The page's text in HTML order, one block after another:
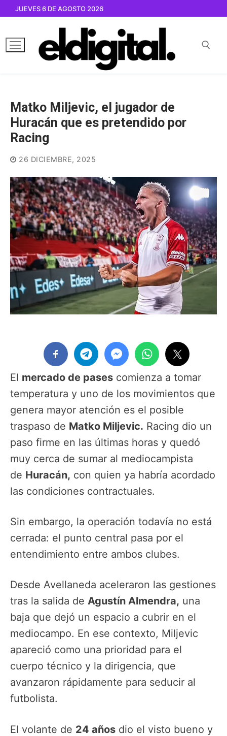
contenido
JUEVES 6 DE AGOSTO 2026
Matko Miljevic, el jugador de
Huracán que es pretendido por
Racing
26 DICIEMBRE, 2025
El mercado de pases comienza a tomar
temperatura y uno de los movimientos que
genera mayor atención es el posible
traspaso de Matko Miljevic. Racing dio un
paso firme en las últimas horas y quedó
muy cerca de sumar al mediocampista
de Huracán, con quien ya habría acordado
las condiciones contractuales.
Sin embargo, la operación todavía no está
cerrada: el punto central pasa por el
entendimiento entre ambos clubes.
Desde Avellaneda aceleraron las gestiones
tras la salida de Agustín Almendra, una
baja que dejó un espacio a cubrir en el
mediocampo. En ese contexto, Miljevic
apareció como una prioridad para el
cuerpo técnico y la dirigencia, que
avanzaron rápidamente para seducir al
futbolista.
El volante de 24 años dio el visto bueno y